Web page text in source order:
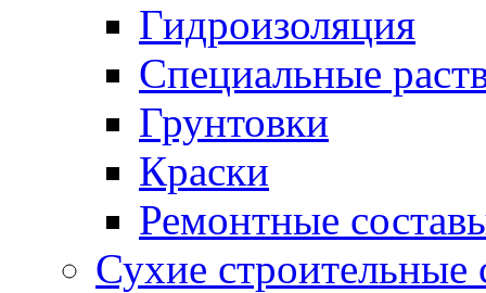
Гидроизоляция
Специальные
Грунтовки
Краски
Ремонтные
Сухие